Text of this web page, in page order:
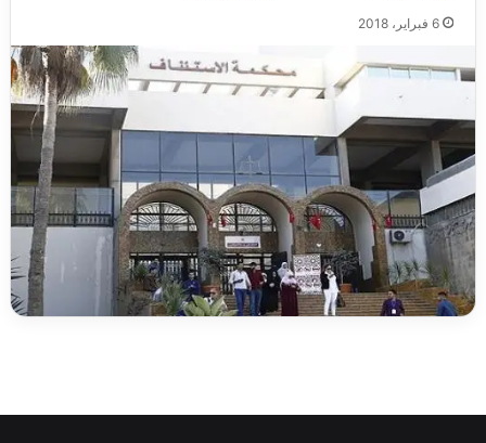
6 فبراير، 2018